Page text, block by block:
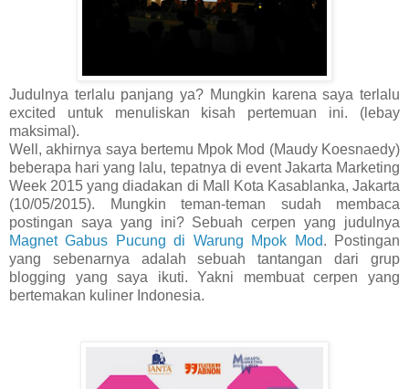
Judulnya terlalu panjang ya? Mungkin karena saya terlalu
excited untuk menuliskan kisah pertemuan ini. (lebay
maksimal).
Well, akhirnya saya bertemu Mpok Mod (Maudy Koesnaedy)
beberapa hari yang lalu, tepatnya di event Jakarta Marketing
Week 2015 yang diadakan di Mall Kota Kasablanka, Jakarta
(10/05/2015). Mungkin teman-teman sudah membaca
postingan saya yang ini? Sebuah cerpen yang judulnya
Magnet Gabus Pucung di Warung Mpok Mod. Postingan
yang sebenarnya adalah sebuah tantangan dari grup
blogging yang saya ikuti. Yakni membuat cerpen yang
bertemakan kuliner Indonesia.